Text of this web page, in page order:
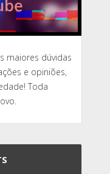
maiores dúvidas
e opiniões,
Toda